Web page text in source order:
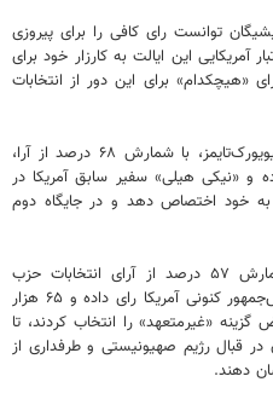
توانست رای کافی را برای پیروزی
این ایالت به کارزار خود برای
«هیچکدام» برای این دور از انتخابات
به گزارش ایسنا طبق گزارش روزنامه نیویورک‌تایمز، با شمارش ۶۸ درصد از آرا،
کسب کرده و «نیکی هیلی» سفیر سابق آمریکا در
۲۶.۶ درصد آرا را به خود اختصاص دهد و در جایگاه دوم
هم‌چنین این روزنامه نوشت که با شمارش ۵۷ درصد از آرای انتخابات حزب
دموکرات، ۸۱ درصد به «جو بایدن» رئیس‌جمهور کنونی آمریکا رای داده و ۶۵ هزار
اعتراض گزینه «غیرمتعهد» را انتخاب کردند، تا
قبال رژیم صهیونیستی و طرفداری از
دهند.